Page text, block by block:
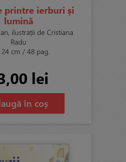
printre ierburi și
lumină
ilustrații de Cristiana
Radu
24 cm / 48 pag.
lei
în coș